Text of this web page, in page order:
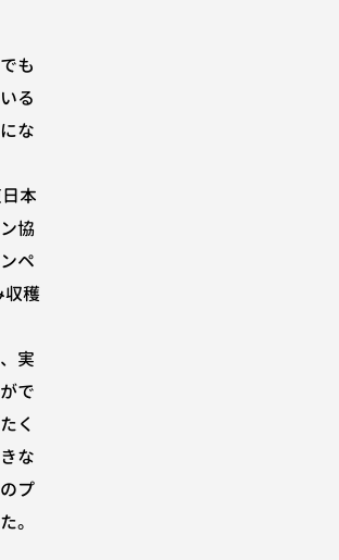
も
る
な
本
協
ペ
収穫
実
で
く
な
プ
。